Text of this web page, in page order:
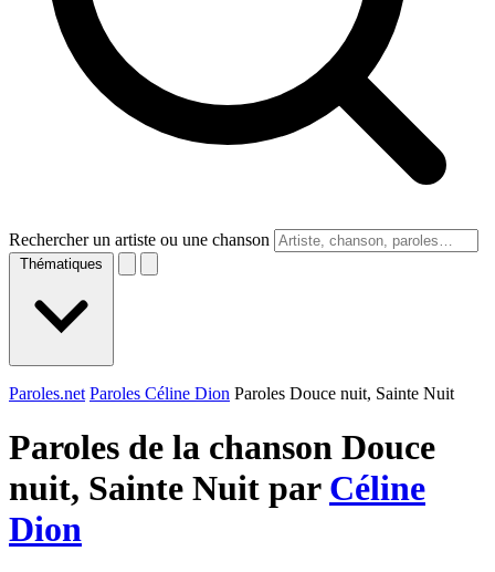
Rechercher un artiste ou une chanson
Thématiques
Paroles.net Paroles Céline Dion Paroles Douce nuit, Sainte Nuit
Paroles de la chanson Douce
nuit, Sainte Nuit par Céline
Dion